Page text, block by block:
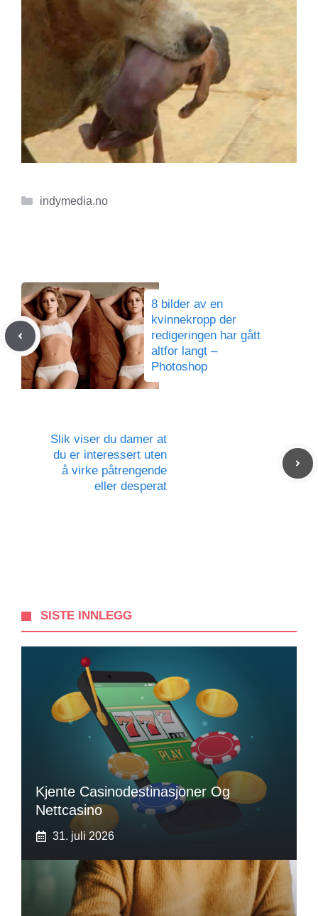
Kategorier
indymedia.no
8 bilder av en
kvinnekropp der
redigeringen har gått
altfor langt –
Photoshop
Slik viser du damer at
du er interessert uten
å virke påtrengende
eller desperat
SISTE INNLEGG
Kjente Casinodestinasjoner Og
Nettcasino
31. juli 2026